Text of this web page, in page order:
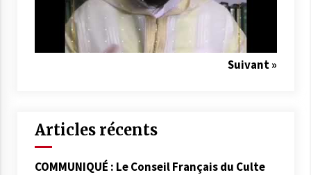
Suivant »
Articles récents
COMMUNIQUÉ : Le Conseil Français du Culte